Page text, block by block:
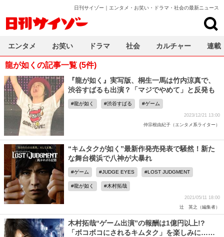
日刊サイゾー｜エンタメ・お笑い・ドラマ・社会の最新ニュース
龍が如くの記事一覧 (5件)
『龍が如く』実写版、桐生一馬は竹内涼真で、
渋谷すばるも出演？「マジでやめて」と反発も
龍が如く 渋谷すばる ゲーム
2023/12/21 13:00
仲宗根由紀子（エンタメ系ライター）
“キムタクが如く”最新作発売発表で騒然！新た
な舞台横浜で八神が大暴れ
ゲーム JUDGE EYES LOST JUDGMENT
龍が如く 木村拓哉
2021/05/11 18:00
辻 英之（編集者）
木村拓哉“ゲーム出演”の報酬は1億円以上!?
「ボコボコにされるキムタク」を楽しみに……
エンタメ お笑い ドラマ 社会 カルチャー 連載